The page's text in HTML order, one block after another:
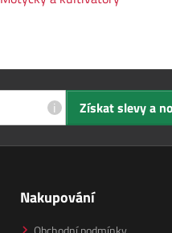
i Získat slevy a
Nakupování